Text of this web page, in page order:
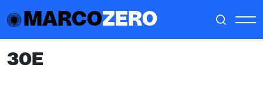
MARCOZERO
30E